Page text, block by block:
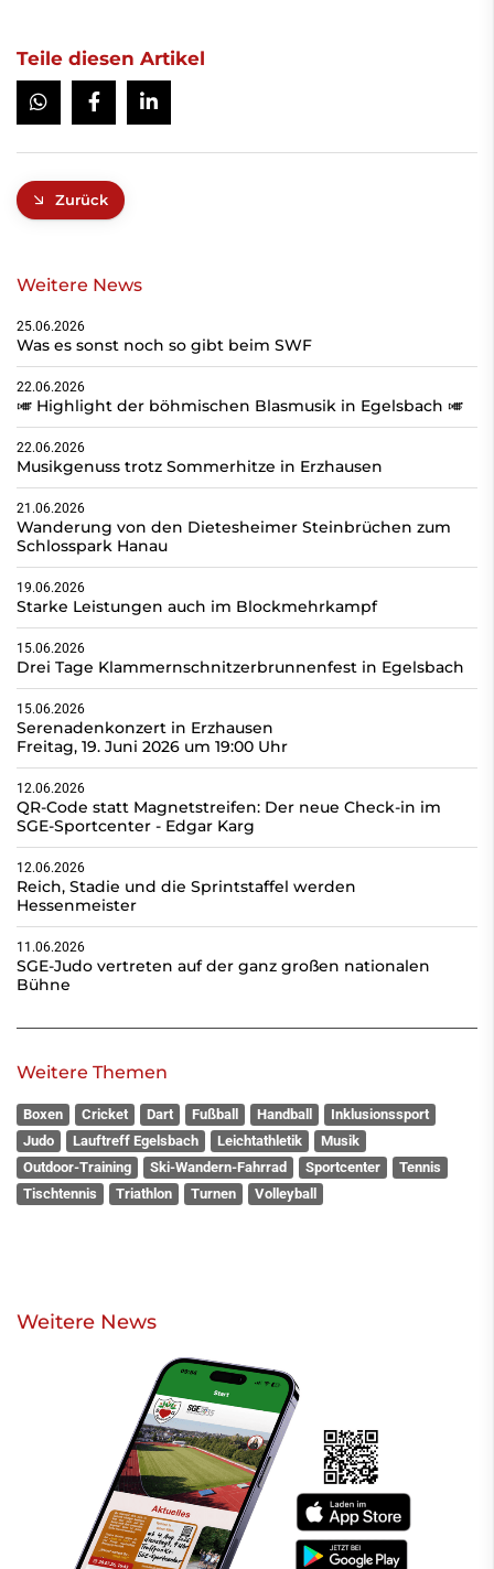
Teile diesen Artikel
Zurück
Weitere News
25.06.2026
Was es sonst noch so gibt beim SWF
22.06.2026
🎺 Highlight der böhmischen Blasmusik in Egelsbach 🎺
22.06.2026
Musikgenuss trotz Sommerhitze in Erzhausen
21.06.2026
Wanderung von den Dietesheimer Steinbrüchen zum
Schlosspark Hanau
19.06.2026
Starke Leistungen auch im Blockmehrkampf
15.06.2026
Drei Tage Klammernschnitzerbrunnenfest in Egelsbach
15.06.2026
Serenadenkonzert in Erzhausen
Freitag, 19. Juni 2026 um 19:00 Uhr
12.06.2026
QR-Code statt Magnetstreifen: Der neue Check-in im
SGE-Sportcenter - Edgar Karg
12.06.2026
Reich, Stadie und die Sprintstaffel werden
Hessenmeister
11.06.2026
SGE-Judo vertreten auf der ganz großen nationalen
Bühne
Weitere Themen
Boxen Cricket Dart Fußball Handball
Inklusionssport
Judo
Lauftreff Egelsbach Leichtathletik
Musik
Outdoor-Training
Ski-Wandern-Fahrrad Sportcenter
Tennis
Tischtennis
Triathlon Turnen Volleyball
Weitere News